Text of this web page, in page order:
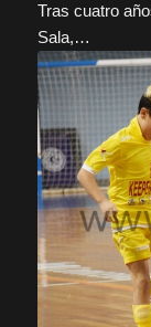
Tras cuatro
Sala,…